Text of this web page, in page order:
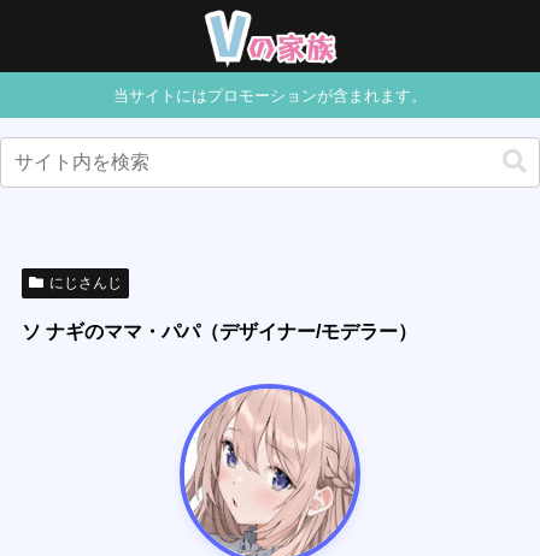
当サイトにはプロモーションが含まれます。
にじさんじ
ソ ナギのママ・パパ（デザイナー/モデラー）